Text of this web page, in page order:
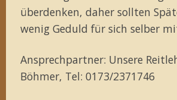
überdenken, daher sollten
wenig Geduld für sich selber
Ansprechpartner: Unsere
Böhmer, Tel: 0173/2371746